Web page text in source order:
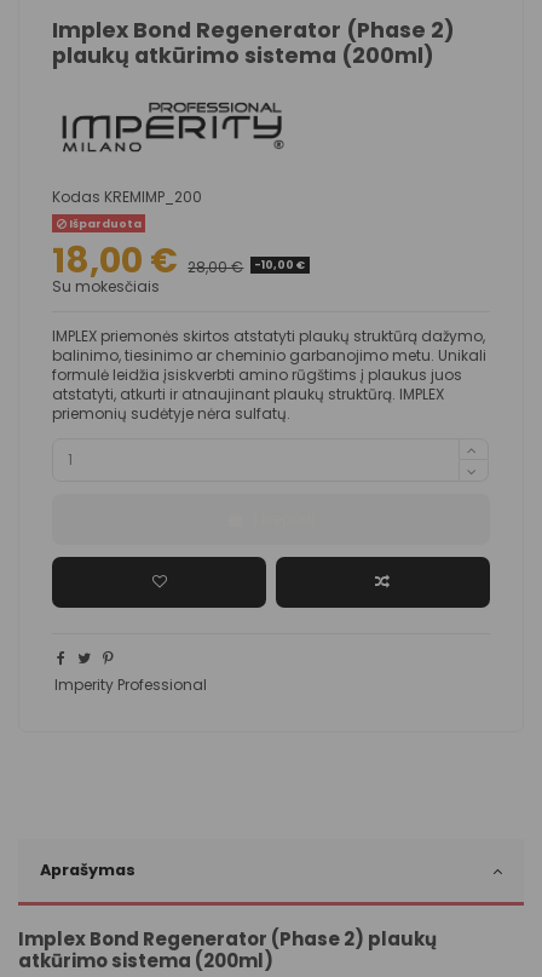
Implex Bond Regenerator (Phase 2)
plaukų atkūrimo sistema (200ml)
Kodas KREMIMP_200
Išparduota
18,00 € 28,00 € -10,00 €
Su mokesčiais
IMPLEX priemonės skirtos atstatyti plaukų struktūrą dažymo,
balinimo, tiesinimo ar cheminio garbanojimo metu. Unikali
formulė leidžia įsiskverbti amino rūgštims į plaukus juos
atstatyti, atkurti ir atnaujinant plaukų struktūrą. IMPLEX
priemonių sudėtyje nėra sulfatų.
Imperity Professional
Aprašymas
Implex Bond Regenerator (Phase 2) plaukų
atkūrimo sistema (200ml)